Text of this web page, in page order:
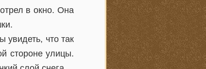
в окно. Она
что так
стороне улицы.